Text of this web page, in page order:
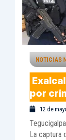
NOTICIAS
por
12 de
La captura